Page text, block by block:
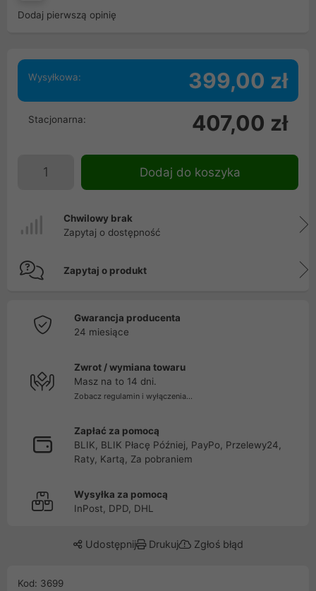
Dodaj pierwszą opinię
Wysyłkowa: 399,00 zł
Stacjonarna: 407,00 zł
Dodaj do koszyka
Chwilowy brak
Zapytaj o dostępność
Zapytaj o produkt
Gwarancja producenta
24 miesiące
Zwrot / wymiana towaru
Masz na to 14 dni.
Zobacz regulamin i wyłączenia...
Zapłać za pomocą
BLIK, BLIK Płacę Później, PayPo, Przelewy24,
Raty, Kartą, Za pobraniem
Wysyłka za pomocą
InPost, DPD, DHL
Udostępnij Drukuj Zgłoś błąd
Kod: 3699